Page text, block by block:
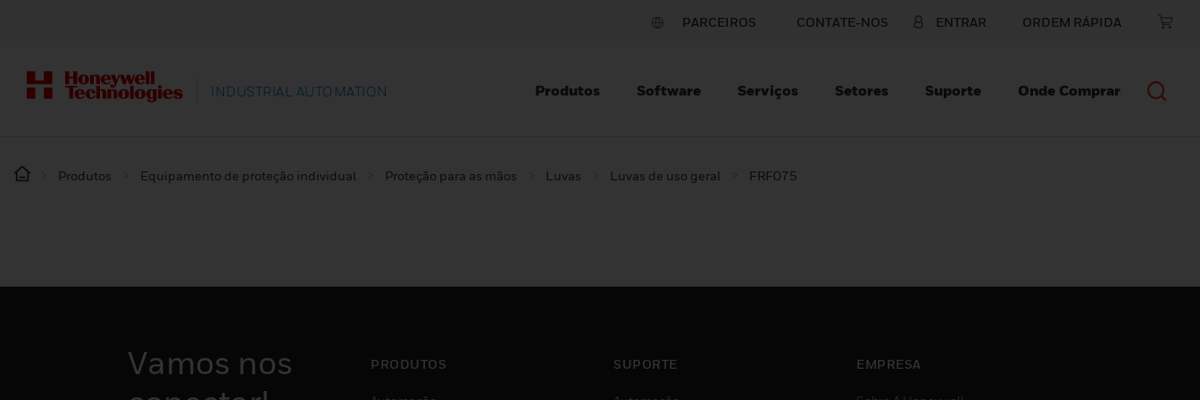
PARCEIROS CONTATE-NOS ENTRAR ORDEM RÁPIDA
INDUSTRIAL AUTOMATION Produtos Software Serviços Setores Suporte Onde Comprar
Produtos Equipamento de proteção individual Proteção para as mãos Luvas Luvas de uso geral FRF075
Vamos nos
PRODUTOS SUPORTE EMPRESA